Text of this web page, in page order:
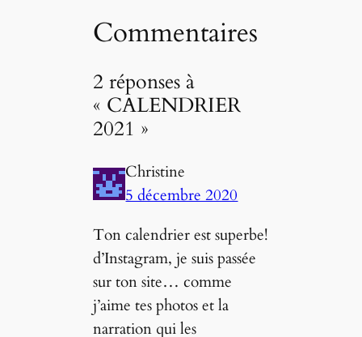
Commentaires
2 réponses à
« CALENDRIER
2021 »
Christine
5 décembre 2020
Ton calendrier est superbe!
d’Instagram, je suis passée
sur ton site… comme
j’aime tes photos et la
narration qui les